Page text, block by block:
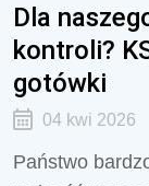
Dla
kontroli?
gotówki
04 kwi 2026
Państwo